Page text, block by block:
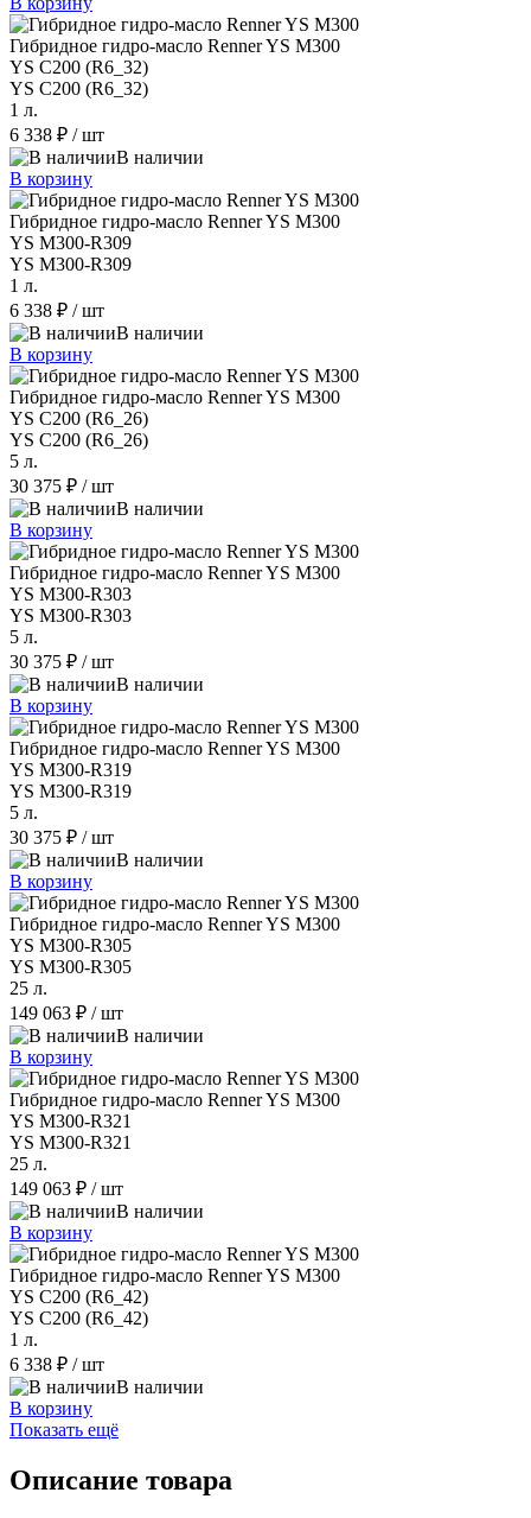
Гибридное гидро-масло Renner YS M300
YS C200 (R6_32)
YS C200 (R6_32)
1 л.
6 338 ₽ / шт
В наличии
В корзину
Гибридное гидро-масло Renner YS M300
YS M300-R309
YS M300-R309
1 л.
6 338 ₽ / шт
В наличии
В корзину
Гибридное гидро-масло Renner YS M300
YS C200 (R6_26)
YS C200 (R6_26)
5 л.
30 375 ₽ / шт
В наличии
В корзину
Гибридное гидро-масло Renner YS M300
YS M300-R303
YS M300-R303
5 л.
30 375 ₽ / шт
В наличии
В корзину
Гибридное гидро-масло Renner YS M300
YS M300-R319
YS M300-R319
5 л.
30 375 ₽ / шт
В наличии
В корзину
Гибридное гидро-масло Renner YS M300
YS M300-R305
YS M300-R305
25 л.
149 063 ₽ / шт
В наличии
В корзину
Гибридное гидро-масло Renner YS M300
YS M300-R321
YS M300-R321
25 л.
149 063 ₽ / шт
В наличии
В корзину
Гибридное гидро-масло Renner YS M300
YS C200 (R6_42)
YS C200 (R6_42)
1 л.
6 338 ₽ / шт
В наличии
В корзину
Показать ещё
Описание товара